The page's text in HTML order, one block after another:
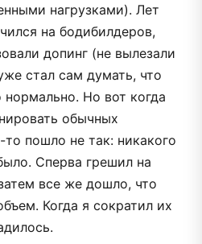
нагрузками). Лет
на бодибилдеров,
допинг (не вылезали
стал сам думать, что
Но вот когда
обычных
то пошло не так: никакого
Сперва грешил на
все же дошло, что
Когда я сократил их